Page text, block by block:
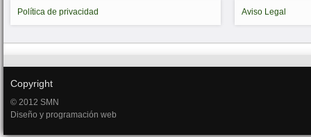
Política de privacidad Aviso Legal
Copyright
© 2012 SMN
Diseño y programación web